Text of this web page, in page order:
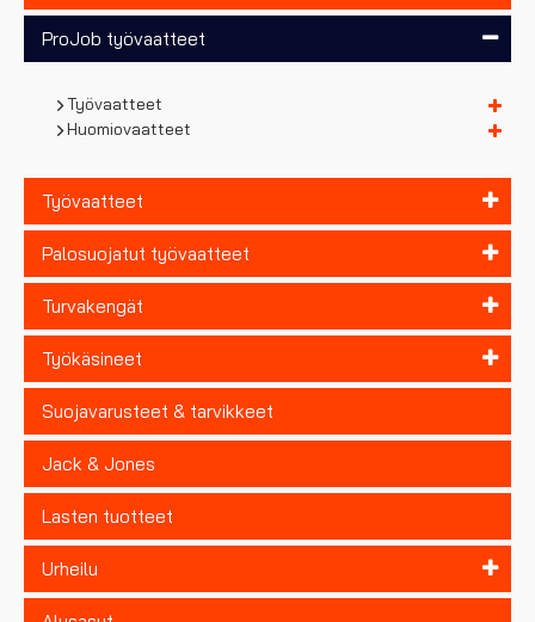
ProJob työvaatteet
Työvaatteet
Huomiovaatteet
Työvaatteet
Palosuojatut työvaatteet
Turvakengät
Työkäsineet
Suojavarusteet & tarvikkeet
Jack & Jones
Lasten tuotteet
Urheilu